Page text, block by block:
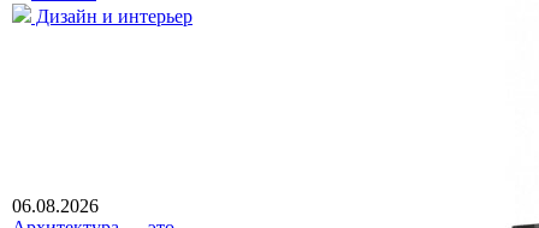
Дизайн и интерьер
06.08.2026